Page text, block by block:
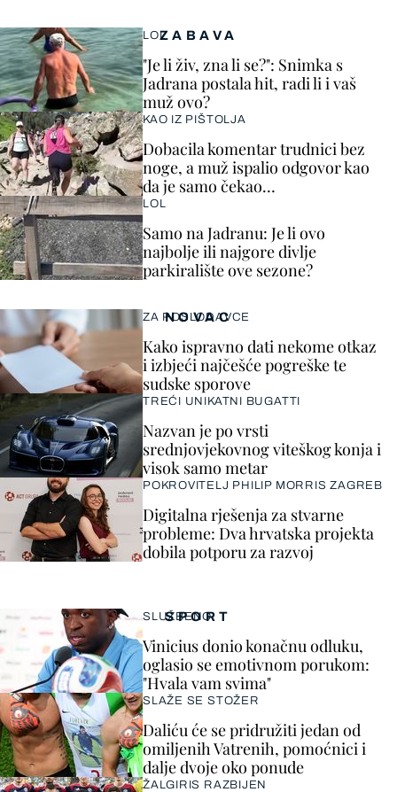
ZABAVA
LOL
"Je li živ, zna li se?": Snimka s
Jadrana postala hit, radi li i vaš
muž ovo?
KAO IZ PIŠTOLJA
Dobacila komentar trudnici bez
noge, a muž ispalio odgovor kao
da je samo čekao…
LOL
Samo na Jadranu: Je li ovo
najbolje ili najgore divlje
parkiralište ove sezone?
SPORT
SLUŽBENO
Vinicius donio konačnu odluku,
oglasio se emotivnom porukom:
"Hvala vam svima"
SLAŽE SE STOŽER
Daliću će se pridružiti jedan od
omiljenih Vatrenih, pomoćnici i
dalje dvoje oko ponude
ŽALGIRIS RAZBIJEN
NOVAC
ZA POSLODAVCE
Kako ispravno dati nekome otkaz
i izbjeći najčešće pogreške te
sudske sporove
TREĆI UNIKATNI BUGATTI
Nazvan je po vrsti
srednjovjekovnog viteškog konja i
visok samo metar
POKROVITELJ PHILIP MORRIS ZAGREB
Digitalna rješenja za stvarne
probleme: Dva hrvatska projekta
dobila potporu za razvoj